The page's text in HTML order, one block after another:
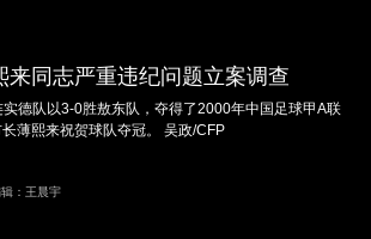
来同志严重违纪问题立案调查
德队以3-0胜敖东队，夺得了2000年中国足球甲A联
薄熙来祝贺球队夺冠。 吴政/CFP
：王晨宇